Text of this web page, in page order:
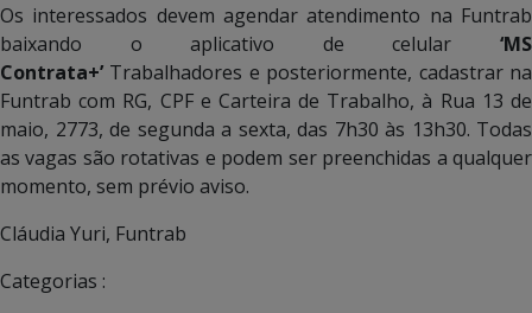
Os interessados devem agendar atendimento na Funtrab
baixando o aplicativo de celular ‘MS
Contrata+’ Trabalhadores e posteriormente, cadastrar na
Funtrab com RG, CPF e Carteira de Trabalho, à Rua 13 de
maio, 2773, de segunda a sexta, das 7h30 às 13h30. Todas
as vagas são rotativas e podem ser preenchidas a qualquer
momento, sem prévio aviso.
Cláudia Yuri, Funtrab
Categorias :